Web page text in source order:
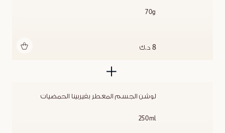
70g
8 د.ك
لوشن الجسم المعطر بفيربينا الحمضيات
250ml